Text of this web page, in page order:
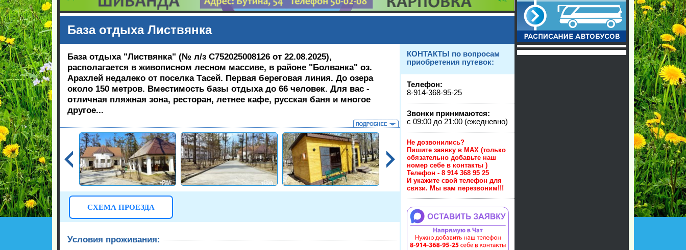
База отдыха Листвянка
База отдыха "Листвянка" (№ л/з С752025008126 от 22.08.2025),
располагается в живописном лесном массиве, в районе "Болванка" оз.
Арахлей недалеко от поселка Тасей. Первая береговая линия. До озера
около 150 метров. Вместимость базы отдыха до 66 человек. Для вас -
отличная пляжная зона, ресторан, летнее кафе, русская баня и многое
другое...
СХЕМА ПРОЕЗДА
Условия проживания:
КОНТАКТЫ по вопросам
приобретения путевок:
Телефон:
8-914-368-95-25
Звонки принимаются:
с 09:00 до 21:00 (ежедневно)
Не дозвонились?
Пишите заявку в MAX (только
обязательно добавьте наш
номер себе в контакты )
Телефон - 8 914 368 95 25
И укажите свой телефон для
связи. Мы вам перезвоним!!!